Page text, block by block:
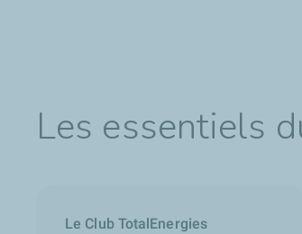
Les essentiels
Le Club TotalEnergies